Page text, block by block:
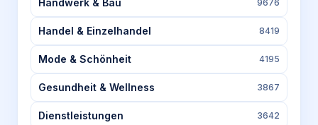
9676
Handel & Einzelhandel 8419
Mode & Schönheit 4195
Gesundheit & Wellness 3867
Dienstleistungen 3642